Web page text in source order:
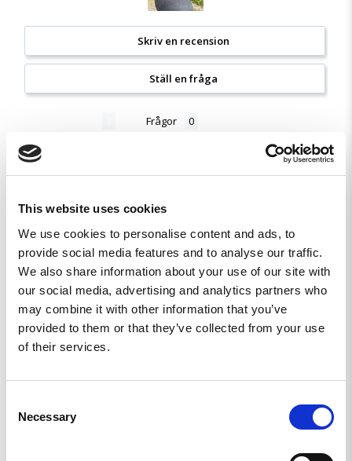
This website uses cookies
We use cookies to personalise content and ads, to
provide social media features and to analyse our traffic.
We also share information about your use of our site with
our social media, advertising and analytics partners who
may combine it with other information that you’ve
provided to them or that they’ve collected from your use
of their services.
Selection
Necessary
Skriv en recension
Ställ en fråga
Frågor
Mattias H.
SUPER
Snabb leverans, skön och hållbar. Keps
FIRMAKEPSEN REKYLBÅGEN BLACK MK III